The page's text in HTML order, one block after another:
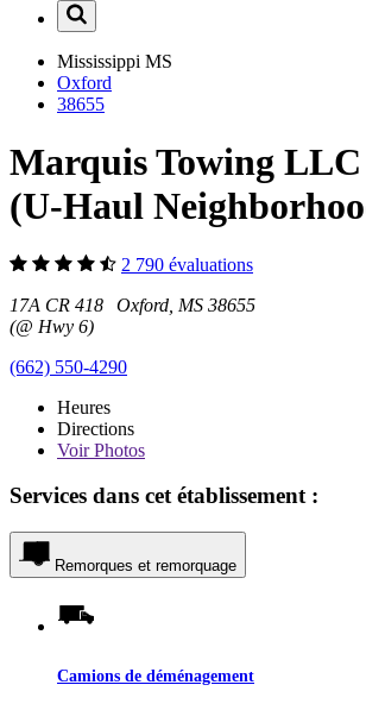
Mississippi MS
Oxford
38655
Marquis Towing LLC
(U-Haul
2 790 évaluations
17A CR 418 Oxford, MS 38655
(@ Hwy 6)
(662) 550-4290
Heures
Directions
VoirPhotos
Services dans cet établissement :
Remorques et remorquage
Camions de déménagement